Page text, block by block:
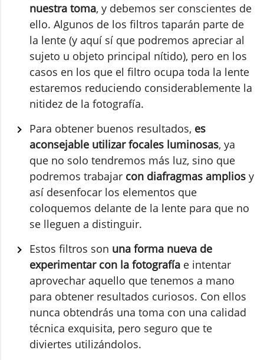
nuestra toma, y debemos ser conscientes de
ello. Algunos de los filtros taparán parte de
la lente (y aquí sí que podremos apreciar al
sujeto u objeto principal nítido), pero en los
casos en los que el filtro ocupa toda la lente
estaremos reduciendo considerablemente la
nitidez de la fotografía.
Para obtener buenos resultados, es
aconsejable utilizar focales luminosas, ya
que no solo tendremos más luz, sino que
podremos trabajar con diafragmas amplios y
así desenfocar los elementos que
coloquemos delante de la lente para que no
se lleguen a distinguir.
Estos filtros son una forma nueva de
experimentar con la fotografía e intentar
aprovechar aquello que tenemos a mano
para obtener resultados curiosos. Con ellos
nunca obtendrás una toma con una calidad
técnica exquisita, pero seguro que te
diviertes utilizándolos.